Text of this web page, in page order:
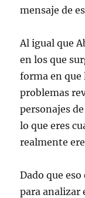
mensaje de
Al igual que
en los que
forma en
problemas
personajes
lo que eres
realmente
Dado que
para analizar